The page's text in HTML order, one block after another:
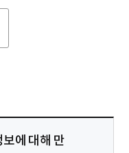
에 대해 만